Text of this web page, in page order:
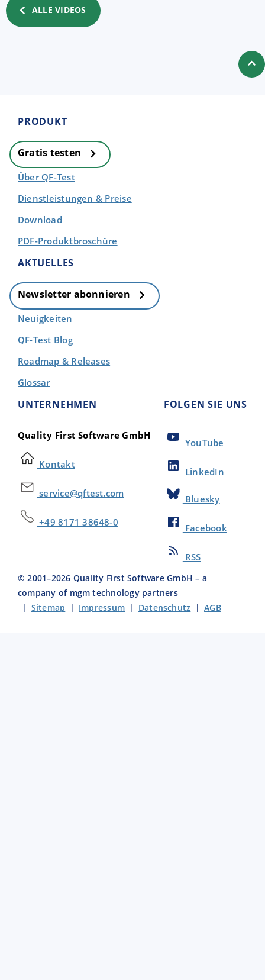
ALLE VIDEOS
PRODUKT
Gratis testen
Über QF-Test
Dienstleistungen & Preise
Download
PDF-Produktbroschüre
AKTUELLES
Newsletter abonnieren
Neuigkeiten
QF-Test Blog
Roadmap & Releases
Glossar
UNTERNEHMEN
Quality First Software GmbH
Kontakt
service@qftest.com
+49 8171 38648-0
FOLGEN SIE UNS
YouTube
LinkedIn
Bluesky
Facebook
RSS
© 2001–2026 Quality First Software GmbH – a
company of mgm technology partners
| Sitemap | Impressum | Datenschutz |AGB